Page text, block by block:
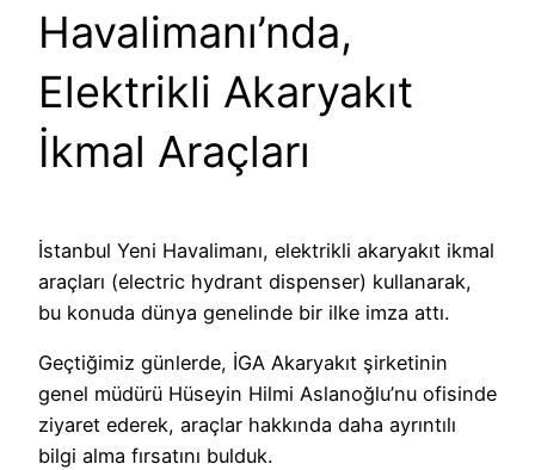
Havalimanı’nda,
Elektrikli Akaryakıt
İkmal Araçları
İstanbul Yeni Havalimanı, elektrikli akaryakıt ikmal
araçları (electric hydrant dispenser) kullanarak,
bu konuda dünya genelinde bir ilke imza attı.
Geçtiğimiz günlerde, İGA Akaryakıt şirketinin
genel müdürü Hüseyin Hilmi Aslanoğlu’nu ofisinde
ziyaret ederek, araçlar hakkında daha ayrıntılı
bilgi alma fırsatını bulduk.